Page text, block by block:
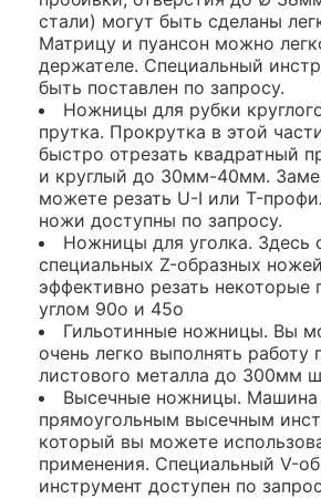
стали) могут быть сделаны
Матрицу и пуансон можно
держателе. Специальный
быть поставлен по запросу.
Ножницы для рубки
прутка. Прокрутка в этой
быстро отрезать квадратный
и круглый до 30мм-40мм.
можете резать U-I или T-
ножи доступны по запросу.
Ножницы для уголка.
специальных Z-образных
эффективно резать некоторые
углом 90о и 45о
Гильотинные ножницы. Вы
очень легко выполнять работу
листового металла до 300мм
Высечные ножницы. Машина
прямоугольным высечным
который вы можете
применения. Специальный V-
инструмент доступен по